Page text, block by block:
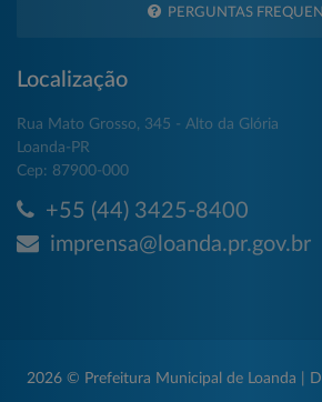
PERGUNTAS
Localização
Rua Mato Grosso, 345 - Alto da Glória
Loanda-PR
Cep: 87900-000
+55 (44) 3425-8400
imprensa@loanda.pr.gov.br
2026 © Prefeitura Municipal de Loanda |